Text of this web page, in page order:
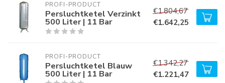
PROFI-PRODUCT
Persluchtketel Verzinkt
500 Liter | 11 Bar
€1.804,67
€1.642,25
PROFI-PRODUCT
Persluchtketel Blauw
500 Liter | 11 Bar
€1.342,27
€1.221,47